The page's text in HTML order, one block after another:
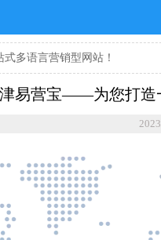
多语言营销型网站！
易营宝——为您打造